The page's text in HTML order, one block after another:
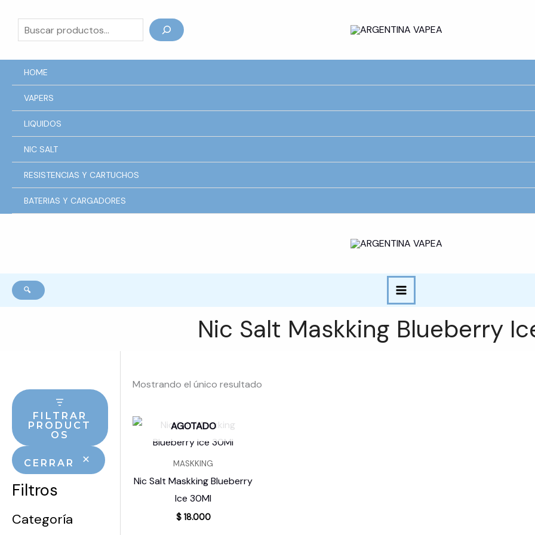
contenido
Buscar
HOME
VAPERS
LIQUIDOS
NIC SALT
RESISTENCIAS Y CARTUCHOS
BATERIAS Y CARGADORES
🔍
Nic Salt Maskking Blueberry
FILTRAR
PRODUCT
OS
CERRAR
Filtros
Categoría
Mostrando el único resultado
AGOTADO
MASKKING
Nic Salt Maskking Blueberry
Ice 30Ml
$18.000